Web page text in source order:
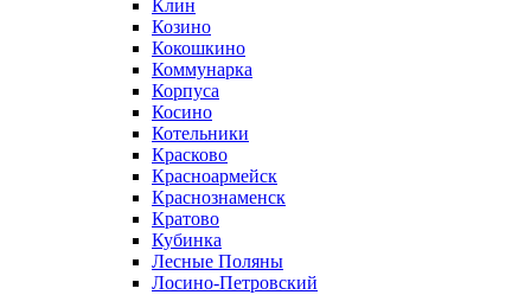
Клин
Козино
Кокошкино
Коммунарка
Корпуса
Косино
Котельники
Красково
Красноармейск
Краснознаменск
Кратово
Кубинка
Лесные Поляны
Лосино-Петровский